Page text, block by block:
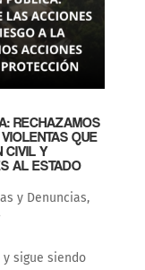
RECHAZAMOS
QUE
CIVIL Y
AL ESTADO
y Denuncias,
y sigue siendo